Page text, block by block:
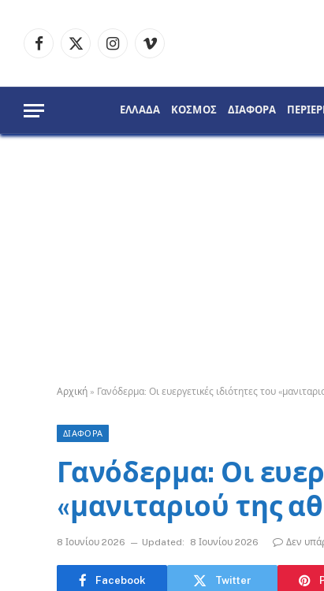
Facebook
X
InstagramVimeo
ΕΛΛΑΔΑ ΚΟΣΜΟΣ ΔΙΑΦΟΡΑ
Αρχική » Γανόδερμα: Οι ευεργετικές ιδιότητες του
ΔΙΑΦΟΡΑ
Γανόδερμα: Οι
«μανιταριού της
8 Ιουνίου 2026 Updated: 8 Ιουνίου 2026 Δεν
Facebook Twitter